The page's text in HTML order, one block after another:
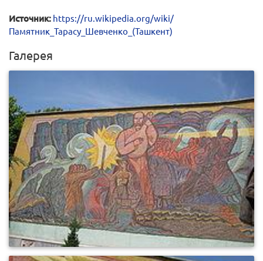
Источник: https://ru.wikipedia.org/wiki/
Памятник_Тарасу_Шевченко_(Ташкент)
Галерея
0 713